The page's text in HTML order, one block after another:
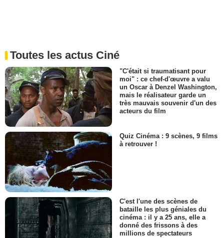
Toutes les actus Ciné
"C'était si traumatisant pour
moi" : ce chef-d'œuvre a valu
un Oscar à Denzel Washington,
mais le réalisateur garde un
très mauvais souvenir d'un des
acteurs du film
Quiz Cinéma : 9 scènes, 9 films
à retrouver !
C'est l'une des scènes de
bataille les plus géniales du
cinéma : il y a 25 ans, elle a
donné des frissons à des
millions de spectateurs